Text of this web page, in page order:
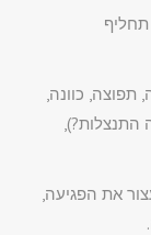
תפוצה, כוונה,
התנצלות?),
את הפגיעה,